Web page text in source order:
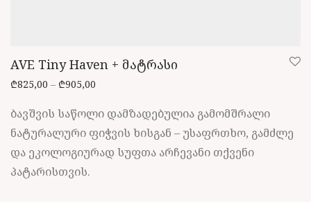
AVE Tiny Haven + მატრასი
₾825,00 – ₾905,00
ბავშვის საწოლი დამზადებულია გამომშრალი
ნატურალური ფიჭვის ხისგან – უსაფრთხო, გამძლე
და ეკოლოგიურად სუფთა არჩევანი თქვენი
პატარისთვის.